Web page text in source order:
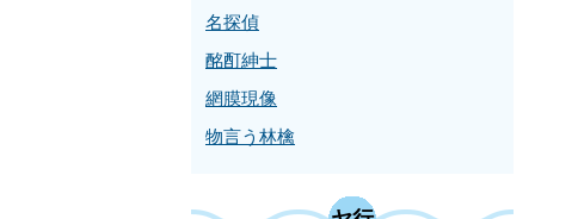
名探偵
酩酊紳士
網膜現像
物言う林檎